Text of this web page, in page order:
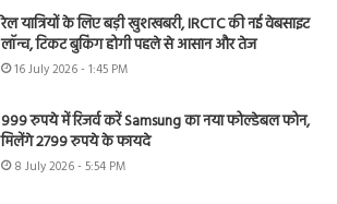
रेल यात्रियों के लिए बड़ी खुशखबरी, IRCTC की नई वेबसाइट
लॉन्च, टिकट बुकिंग होगी पहले से आसान और तेज
16 July 2026 - 1:45 PM
999 रुपये में रिजर्व करें Samsung का नया फोल्डेबल फोन,
मिलेंगे 2799 रुपये के फायदे
8 July 2026 - 5:54 PM